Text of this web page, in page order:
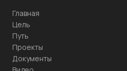
Главная
Цель
Путь
Проекты
Документы